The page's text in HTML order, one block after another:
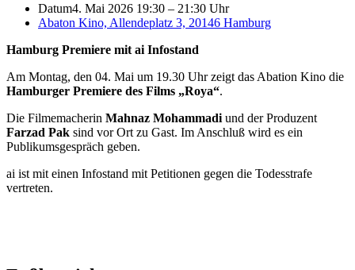
Datum4. Mai 2026 19:30 – 21:30 Uhr
Abaton Kino, Allendeplatz 3, 20146 Hamburg
Hamburg Premiere mit ai Infostand
Am Montag, den 04. Mai um 19.30 Uhr zeigt das Abation Kino die
Hamburger Premiere des Films „Roya“.
Die Filmemacherin Mahnaz Mohammadi und der Produzent
Farzad Pak sind vor Ort zu Gast. Im Anschluß wird es ein
Publikumsgespräch geben.
ai ist mit einen Infostand mit Petitionen gegen die Todesstrafe
vertreten.